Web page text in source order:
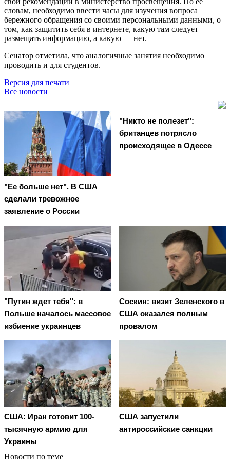
словам, необходимо ввести часы для изучения вопроса
бережного обращения со своими персональными данными, о
том, как защитить себя в интернете, какую там следует
размещать информацию, а какую — нет.
Сенатор отметила, что аналогичные занятия необходимо
проводить и для студентов.
Версия для печати
Все новости
"Ее больше нет". В США
сделали тревожное
заявление о России
"Никто не полезет":
британцев потрясло
происходящее в Одессе
"Путин ждет тебя": в
Польше началось массовое
избиение украинцев
Соскин: визит Зеленского в
США оказался полным
провалом
США: Иран готовит 100-
тысячную армию для
Украины
США запустили
антироссийские санкции
Новости по теме